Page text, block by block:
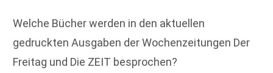
Welche Bücher werden in den aktuellen
gedruckten Ausgaben der Wochenzeitungen Der
Freitag und Die ZEIT besprochen?